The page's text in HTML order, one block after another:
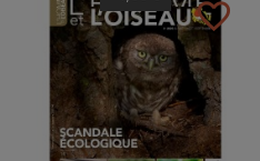
favorite_border